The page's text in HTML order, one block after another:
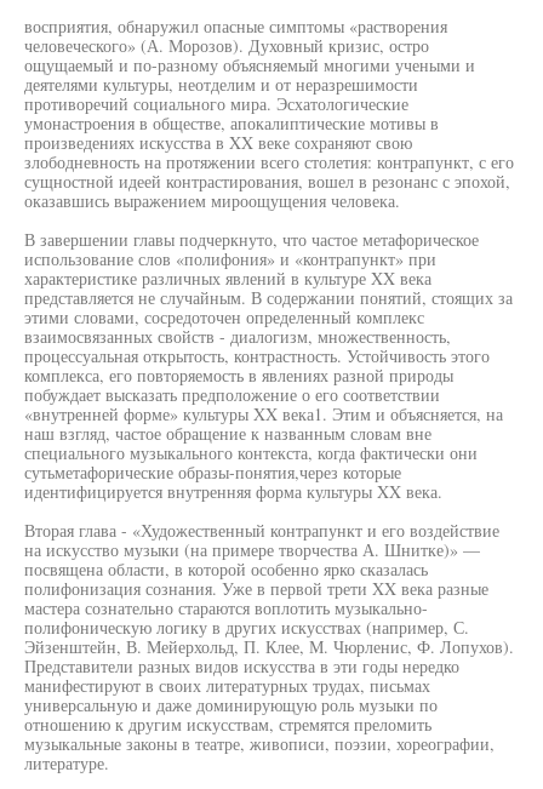
восприятия, обнаружил опасные симптомы «растворения
человеческого» (А. Морозов). Духовный кризис, остро
ощущаемый и по-разному объясняемый многими учеными и
деятелями культуры, неотделим и от неразрешимости
противоречий социального мира. Эсхатологические
умонастроения в обществе, апокалиптические мотивы в
произведениях искусства в XX веке сохраняют свою
злободневность на протяжении всего столетия: контрапункт, с его
сущностной идеей контрастирования, вошел в резонанс с эпохой,
оказавшись выражением мироощущения человека.
В завершении главы подчеркнуто, что частое метафорическое
использование слов «полифония» и «контрапункт» при
характеристике различных явлений в культуре XX века
представляется не случайным. В содержании понятий, стоящих за
этими словами, сосредоточен определенный комплекс
взаимосвязанных свойств - диалогизм, множественность,
процессуальная открытость, контрастность. Устойчивость этого
комплекса, его повторяемость в явлениях разной природы
побуждает высказать предположение о его соответствии
«внутренней форме» культуры XX века1. Этим и объясняется, на
наш взгляд, частое обращение к названным словам вне
специального музыкального контекста, когда фактически они
сутьметафорические образы-понятия,через которые
идентифицируется внутренняя форма культуры XX века.
Вторая глава - «Художественный контрапункт и его воздействие
на искусство музыки (на примере творчества А. Шнитке)» —
посвящена области, в которой особенно ярко сказалась
полифонизация сознания. Уже в первой трети XX века разные
мастера сознательно стараются воплотить музыкально-
полифоническую логику в других искусствах (например, С.
Эйзенштейн, В. Мейерхольд, П. Клее, М. Чюрленис, Ф. Лопухов).
Представители разных видов искусства в эти годы нередко
манифестируют в своих литературных трудах, письмах
универсальную и даже доминирующую роль музыки по
отношению к другим искусствам, стремятся преломить
музыкальные законы в театре, живописи, поэзии, хореографии,
литературе.